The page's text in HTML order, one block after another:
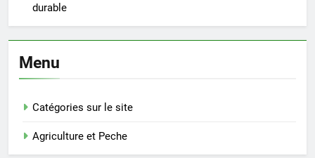
durable
Menu
Catégories sur le site
Agriculture et Peche